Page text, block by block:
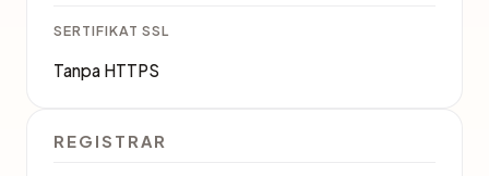
SERTIFIKAT SSL
Tanpa HTTPS
REGISTRAR